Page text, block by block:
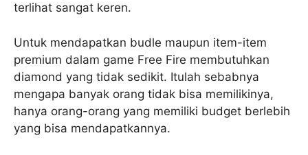
terlihat sangat keren.
Untuk mendapatkan budle maupun item-item
premium dalam game Free Fire membutuhkan
diamond yang tidak sedikit. Itulah sebabnya
mengapa banyak orang tidak bisa memilikinya,
hanya orang-orang yang memiliki budget berlebih
yang bisa mendapatkannya.